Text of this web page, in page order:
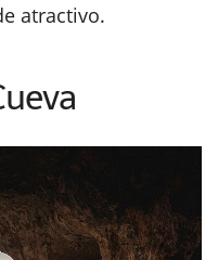
atractivo.